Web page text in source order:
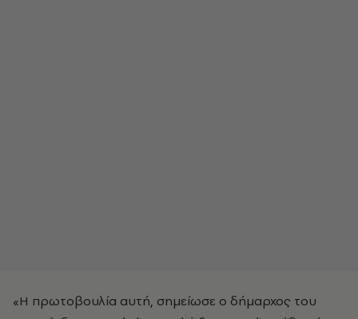
«Η πρωτοβουλία αυτή, σημείωσε ο δήμαρχος του